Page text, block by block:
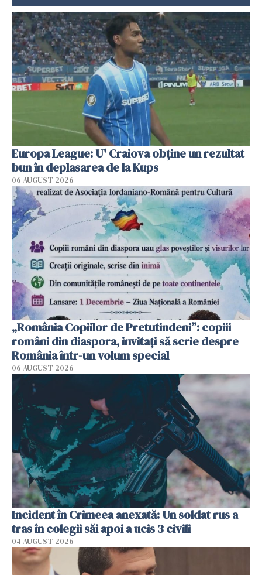
Europa League: U' Craiova obține un rezultat
bun în deplasarea de la Kups
06 AUGUST 2026
„România Copiilor de Pretutindeni”: copiii
români din diaspora, invitați să scrie despre
România într-un volum special
06 AUGUST 2026
Incident în Crimeea anexată: Un soldat rus a
tras în colegii săi apoi a ucis 3 civili
04 AUGUST 2026